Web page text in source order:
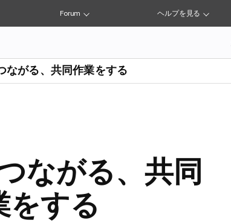
Forum ヘルプを見る
ながる、共同作業をする
ながる、共同
をする